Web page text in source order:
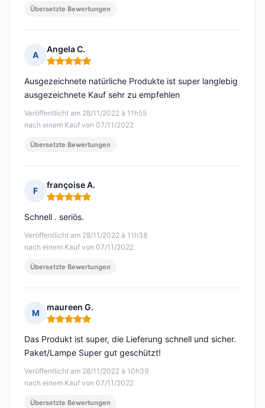
Übersetzte Bewertungen
A
Angela C.
Hinweis: 5 von 5
Veröffentlicht am 28/11/2022 à 11h55
nach einem Kauf von 07/11/2022
Ausgezeichnete natürliche Produkte ist super langlebig
ausgezeichnete Kauf sehr zu empfehlen
Übersetzte Bewertungen
F
françoise A.
Hinweis: 5 von 5
Veröffentlicht am 28/11/2022 à 11h38
nach einem Kauf von 07/11/2022
Schnell . seriös.
Übersetzte Bewertungen
M
maureen G.
Hinweis: 5 von 5
Veröffentlicht am 28/11/2022 à 10h39
nach einem Kauf von 07/11/2022
Das Produkt ist super, die Lieferung schnell und sicher.
Paket/Lampe Super gut geschützt!
Übersetzte Bewertungen